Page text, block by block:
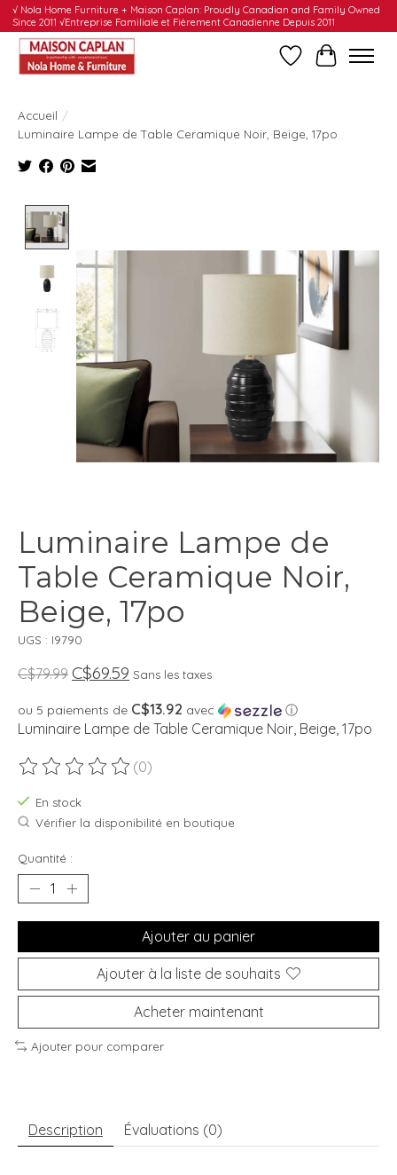
√ Nola Home Furniture + Maison Caplan: Proudly Canadian and Family Owned
Since 2011 √Entreprise Familiale et Fièrement Canadienne Depuis 2011
Liste dePanier
Accueil /
Luminaire Lampe de Table Ceramique Noir, Beige, 17po
Luminaire Lampe de
Table Ceramique Noir,
Beige, 17po
UGS : I9790
C$79.99 C$69.59 Sans les taxes
ou 5 paiements de C$13.92 avec ⓘ
Luminaire Lampe de Table Ceramique Noir, Beige, 17po
Ce produit est évalué à
(0)
En stock
Vérifier la disponibilité en boutique
Quantité :
Ajouter au panier
Ajouter à la liste de souhaits
Acheter maintenant
Ajouter pour comparer
Description Évaluations (0)